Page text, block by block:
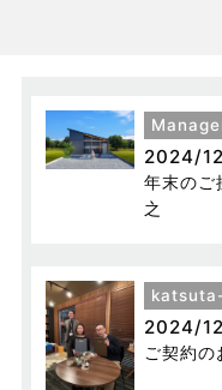
2024/
年末の
之
2024/
ご契約の